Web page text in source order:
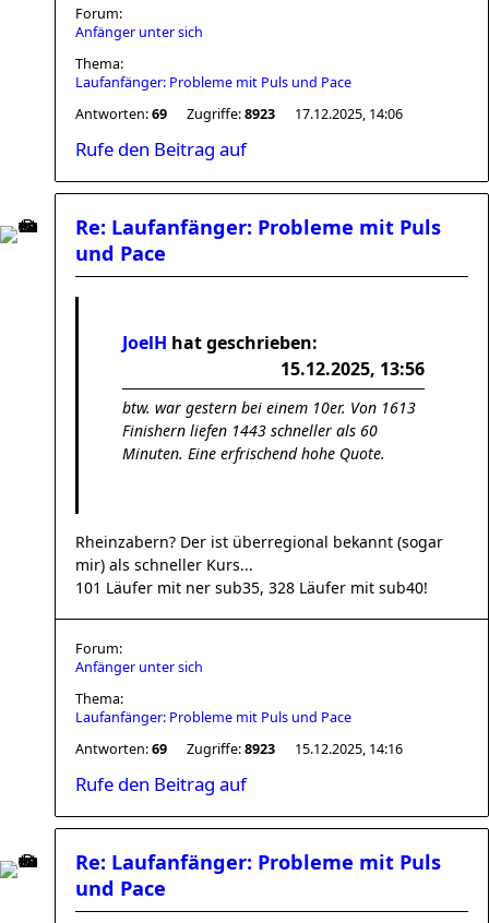
Forum:
Anfänger unter sich
Thema:
Laufanfänger: Probleme mit Puls und Pace
Antworten:69 Zugriffe:8923 17.12.2025, 14:06
Rufe den Beitrag auf
Re: Laufanfänger: Probleme mit Puls
und Pace
JoelH hat geschrieben:
15.12.2025, 13:56
btw. war gestern bei einem 10er. Von 1613
Finishern liefen 1443 schneller als 60
Minuten. Eine erfrischend hohe Quote.
Rheinzabern? Der ist überregional bekannt (sogar
mir) als schneller Kurs...
101 Läufer mit ner sub35, 328 Läufer mit sub40!
Forum:
Anfänger unter sich
Thema:
Laufanfänger: Probleme mit Puls und Pace
Antworten:69 Zugriffe:8923 15.12.2025, 14:16
Rufe den Beitrag auf
Re: Laufanfänger: Probleme mit Puls
und Pace